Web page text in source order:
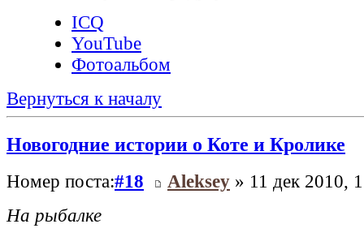
ICQ
YouTube
Фотоальбом
Вернуться к началу
Новогодние истории о Коте и Кролике
Номер поста:#18 Aleksey » 11 дек 2010,
На рыбалке